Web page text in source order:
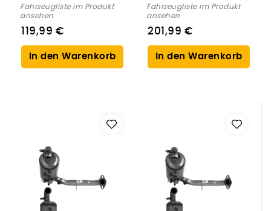
Fahrzeugliste im Produkt
ansehen
119,99 €
In den Warenkorb
Fahrzeugliste im Produkt
ansehen
201,99 €
In den Warenkorb